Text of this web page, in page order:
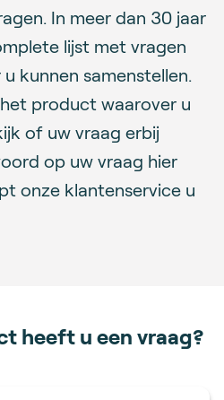
In meer dan 30 jaar
lijst met vragen
kunnen samenstellen.
product waarover u
of uw vraag erbij
op uw vraag hier
onze klantenservice u
heeft u een vraag?